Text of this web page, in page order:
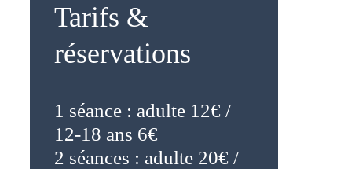
Tarifs &
réservations
1 séance : adulte 12€ /
12-18 ans 6€
2 séances : adulte 20€ /